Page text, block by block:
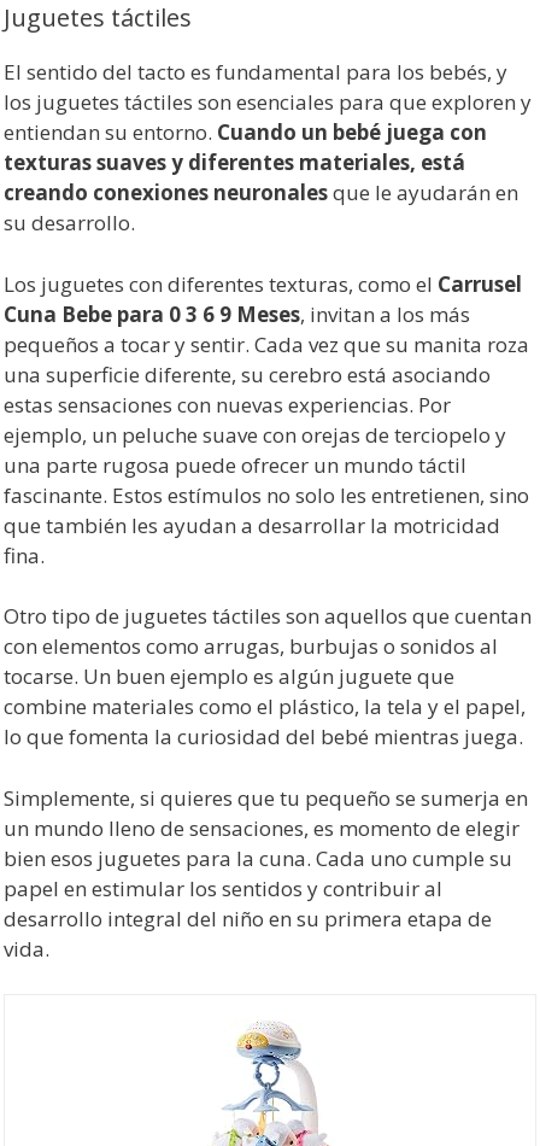
Juguetes táctiles
El sentido del tacto es fundamental para los bebés, y
los juguetes táctiles son esenciales para que exploren y
entiendan su entorno. Cuando un bebé juega con
texturas suaves y diferentes materiales, está
creando conexiones neuronalesque le ayudarán en
su desarrollo.
Los juguetes con diferentes texturas, como el Carrusel
Cuna Bebe para 0 3 6 9 Meses, invitan a los más
pequeños a tocar y sentir. Cada vez que su manita roza
una superficie diferente, su cerebro está asociando
estas sensaciones con nuevas experiencias. Por
ejemplo, un peluche suave con orejas de terciopelo y
una parte rugosa puede ofrecer un mundo táctil
fascinante. Estos estímulos no solo les entretienen, sino
que también les ayudan a desarrollar la motricidad
fina.
Otro tipo de juguetes táctiles son aquellos que cuentan
con elementos como arrugas, burbujas o sonidos al
tocarse. Un buen ejemplo es algún juguete que
combine materiales como el plástico, la tela y el papel,
lo que fomenta la curiosidad del bebé mientras juega.
Simplemente, si quieres que tu pequeño se sumerja en
un mundo lleno de sensaciones, es momento de elegir
bien esos juguetes para la cuna. Cada uno cumple su
papel en estimular los sentidos y contribuir al
desarrollo integral del niño en su primera etapa de
vida.